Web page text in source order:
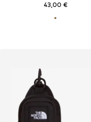
43,00 €